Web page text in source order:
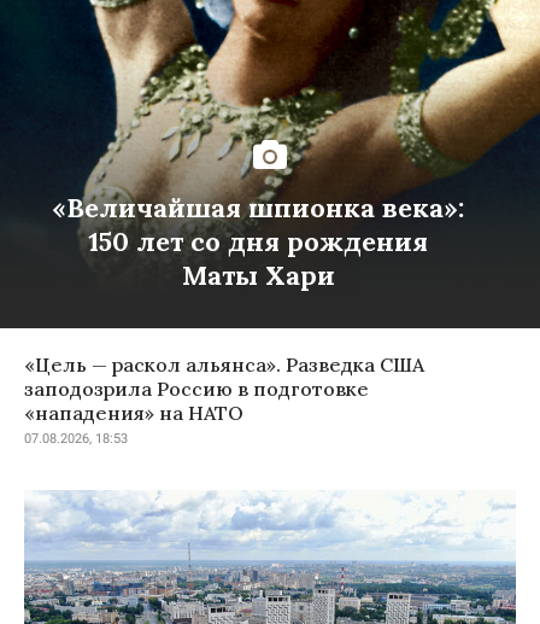
«Величайшая шпионка века»:
150 лет со дня рождения
Маты Хари
«Цель — раскол альянса». Разведка США
заподозрила Россию в подготовке
«нападения» на НАТО
07.08.2026, 18:53